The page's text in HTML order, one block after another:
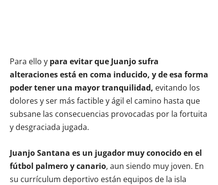
Para ello y para evitar que Juanjo sufra
alteraciones está en coma inducido, y de esa forma
poder tener una mayor tranquilidad, evitando los
dolores y ser más factible y ágil el camino hasta que
subsane las consecuencias provocadas por la fortuita
y desgraciada jugada.
Juanjo Santana es un jugador muy conocido en el
fútbol palmero y canario, aun siendo muy joven. En
su currículum deportivo están equipos de la isla